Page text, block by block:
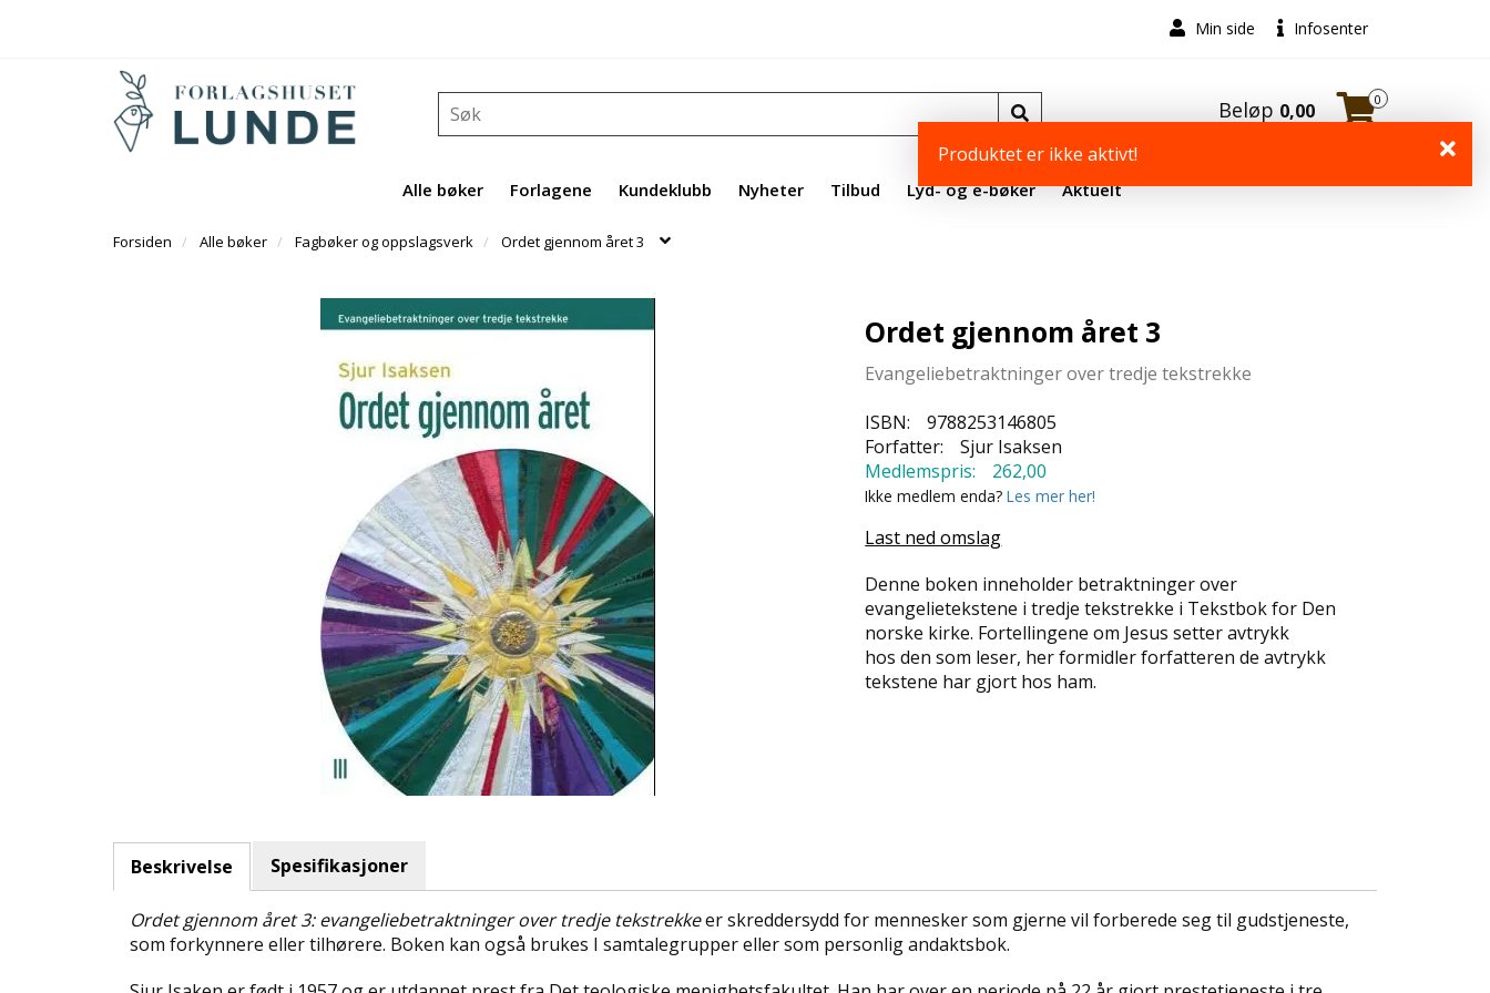
Min side Infosenter
Beløp 0,00 0
Alle bøker Forlagene Kundeklubb Nyheter Tilbud Lyd- og e-bøker Aktuelt
Produktet er ikke aktivt!
Forsiden Alle bøker Fagbøker og oppslagsverk Ordet gjennom året 3
Ordet gjennom året 3
Evangeliebetraktninger over tredje tekstrekke
ISBN:
9788253146805
Forfatter:
Sjur Isaksen
Medlemspris:
262,00
Ikke medlem enda?Les mer her!
Last ned omslag
Denne boken inneholder betraktninger over
evangelietekstene i tredje tekstrekke i Tekstbok for Den
norske kirke. Fortellingene om Jesus setter avtrykk
hos den som leser, her formidler forfatteren de avtrykk
tekstene har gjort hos ham.
Beskrivelse Spesifikasjoner
Ordet gjennom året 3: evangeliebetraktninger over tredje tekstrekkeer skreddersydd for mennesker som gjerne vil forberede seg til gudstjeneste,
som forkynnere eller tilhørere. Boken kan også brukes I samtalegrupper eller som personlig andaktsbok.